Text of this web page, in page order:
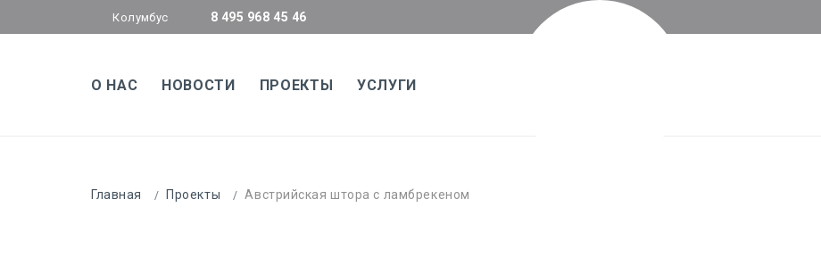
Колумбус 8 495 968 45 46
О НАС НОВОСТИ ПРОЕКТЫ УСЛУГИ
Главная Проекты Австрийская штора с ламбрекеном